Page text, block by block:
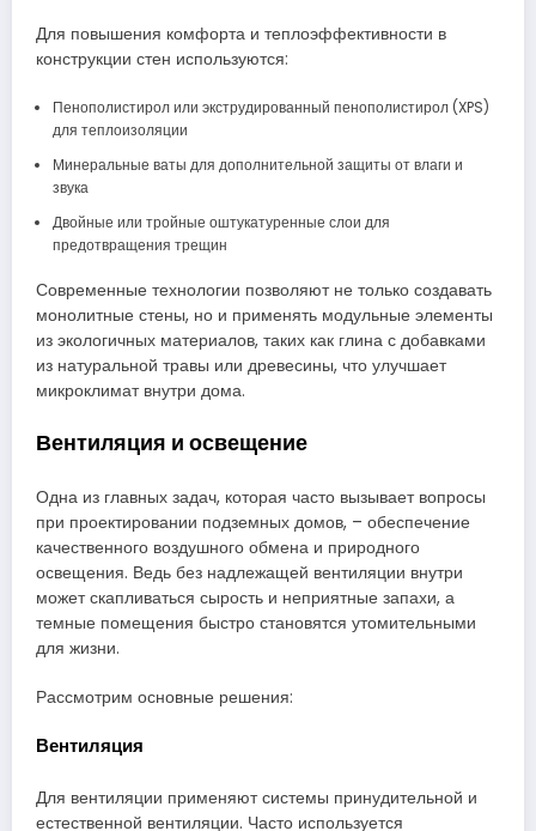
Для повышения комфорта и теплоэффективности в
конструкции стен используются:
Пенополистирол или экструдированный пенополистирол (XPS)
для теплоизоляции
Минеральные ваты для дополнительной защиты от влаги и
звука
Двойные или тройные оштукатуренные слои для
предотвращения трещин
Современные технологии позволяют не только создавать
монолитные стены, но и применять модульные элементы
из экологичных материалов, таких как глина с добавками
из натуральной травы или древесины, что улучшает
микроклимат внутри дома.
Вентиляция и освещение
Одна из главных задач, которая часто вызывает вопросы
при проектировании подземных домов, – обеспечение
качественного воздушного обмена и природного
освещения. Ведь без надлежащей вентиляции внутри
может скапливаться сырость и неприятные запахи, а
темные помещения быстро становятся утомительными
для жизни.
Рассмотрим основные решения:
Вентиляция
Для вентиляции применяют системы принудительной и
естественной вентиляции. Часто используется